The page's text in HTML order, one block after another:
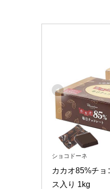
ショコドーネ
カカオ85%チョ
ス入り 1kg